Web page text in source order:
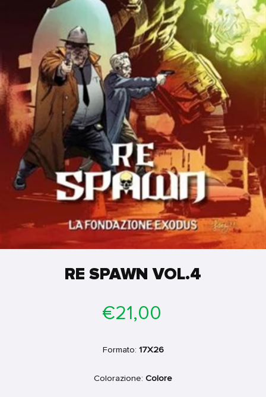
RE SPAWN VOL.4
di
€21,00
Formato: 17X26
Colorazione: Colore